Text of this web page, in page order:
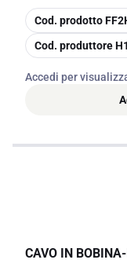
copia
Cod. prodotto
copia
Cod. produttore
Accedi per
CAVO IN BOBINA-